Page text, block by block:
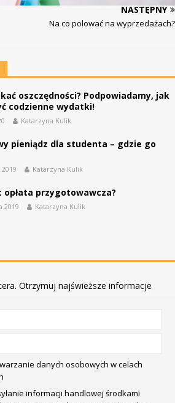
NASTĘPNY
Na co polować na wyprzedażach?
oszczędności? Podpowiadamy, jak
codzienne wydatki!
Katarzyna Kulik
pieniądz dla studenta – gdzie go
Katarzyna Kulik
opłata przygotowawcza?
2019 Katarzyna Kulik
Otrzymuj najświeższe informacje
danych osobowych w celach
informacji handlowej środkami